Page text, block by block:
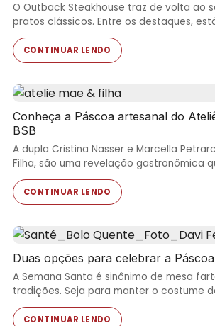
O Outback Steakhouse traz de volta ao
pratos clássicos. Entre os destaques,
CONTINUAR LENDO
Conheça a Páscoa artesanal do
BSB
A dupla Cristina Nasser e Marcella
Filha, são uma revelação gastronômica
CONTINUAR LENDO
Duas opções para celebrar a
A Semana Santa é sinônimo de mesa
tradições. Seja para manter o costume
CONTINUAR LENDO